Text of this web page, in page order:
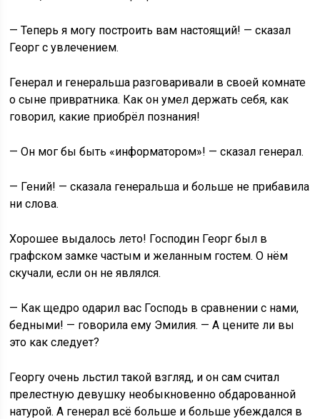
— Теперь я могу построить вам настоящий! — сказал
Георг с увлечением.
Генерал и генеральша разговаривали в своей комнате
о сыне привратника. Как он умел держать себя, как
говорил, какие приобрёл познания!
— Он мог бы быть «информатором»! — сказал генерал.
— Гений! — сказала генеральша и больше не прибавила
ни слова.
Хорошее выдалось лето! Господин Георг был в
графском замке частым и желанным гостем. О нём
скучали, если он не являлся.
— Как щедро одарил вас Господь в сравнении с нами,
бедными! — говорила ему Эмилия. — А цените ли вы
это как следует?
Георгу очень льстил такой взгляд, и он сам считал
прелестную девушку необыкновенно обдарованной
натурой. А генерал всё больше и больше убеждался в